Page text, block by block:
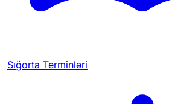
Sığorta Terminləri